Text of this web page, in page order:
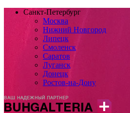
Санкт-Петербург
Москва
Нижний Новгород
Липецк
Смоленск
Саратов
Луганск
Донецк
Ростов-на-Дону